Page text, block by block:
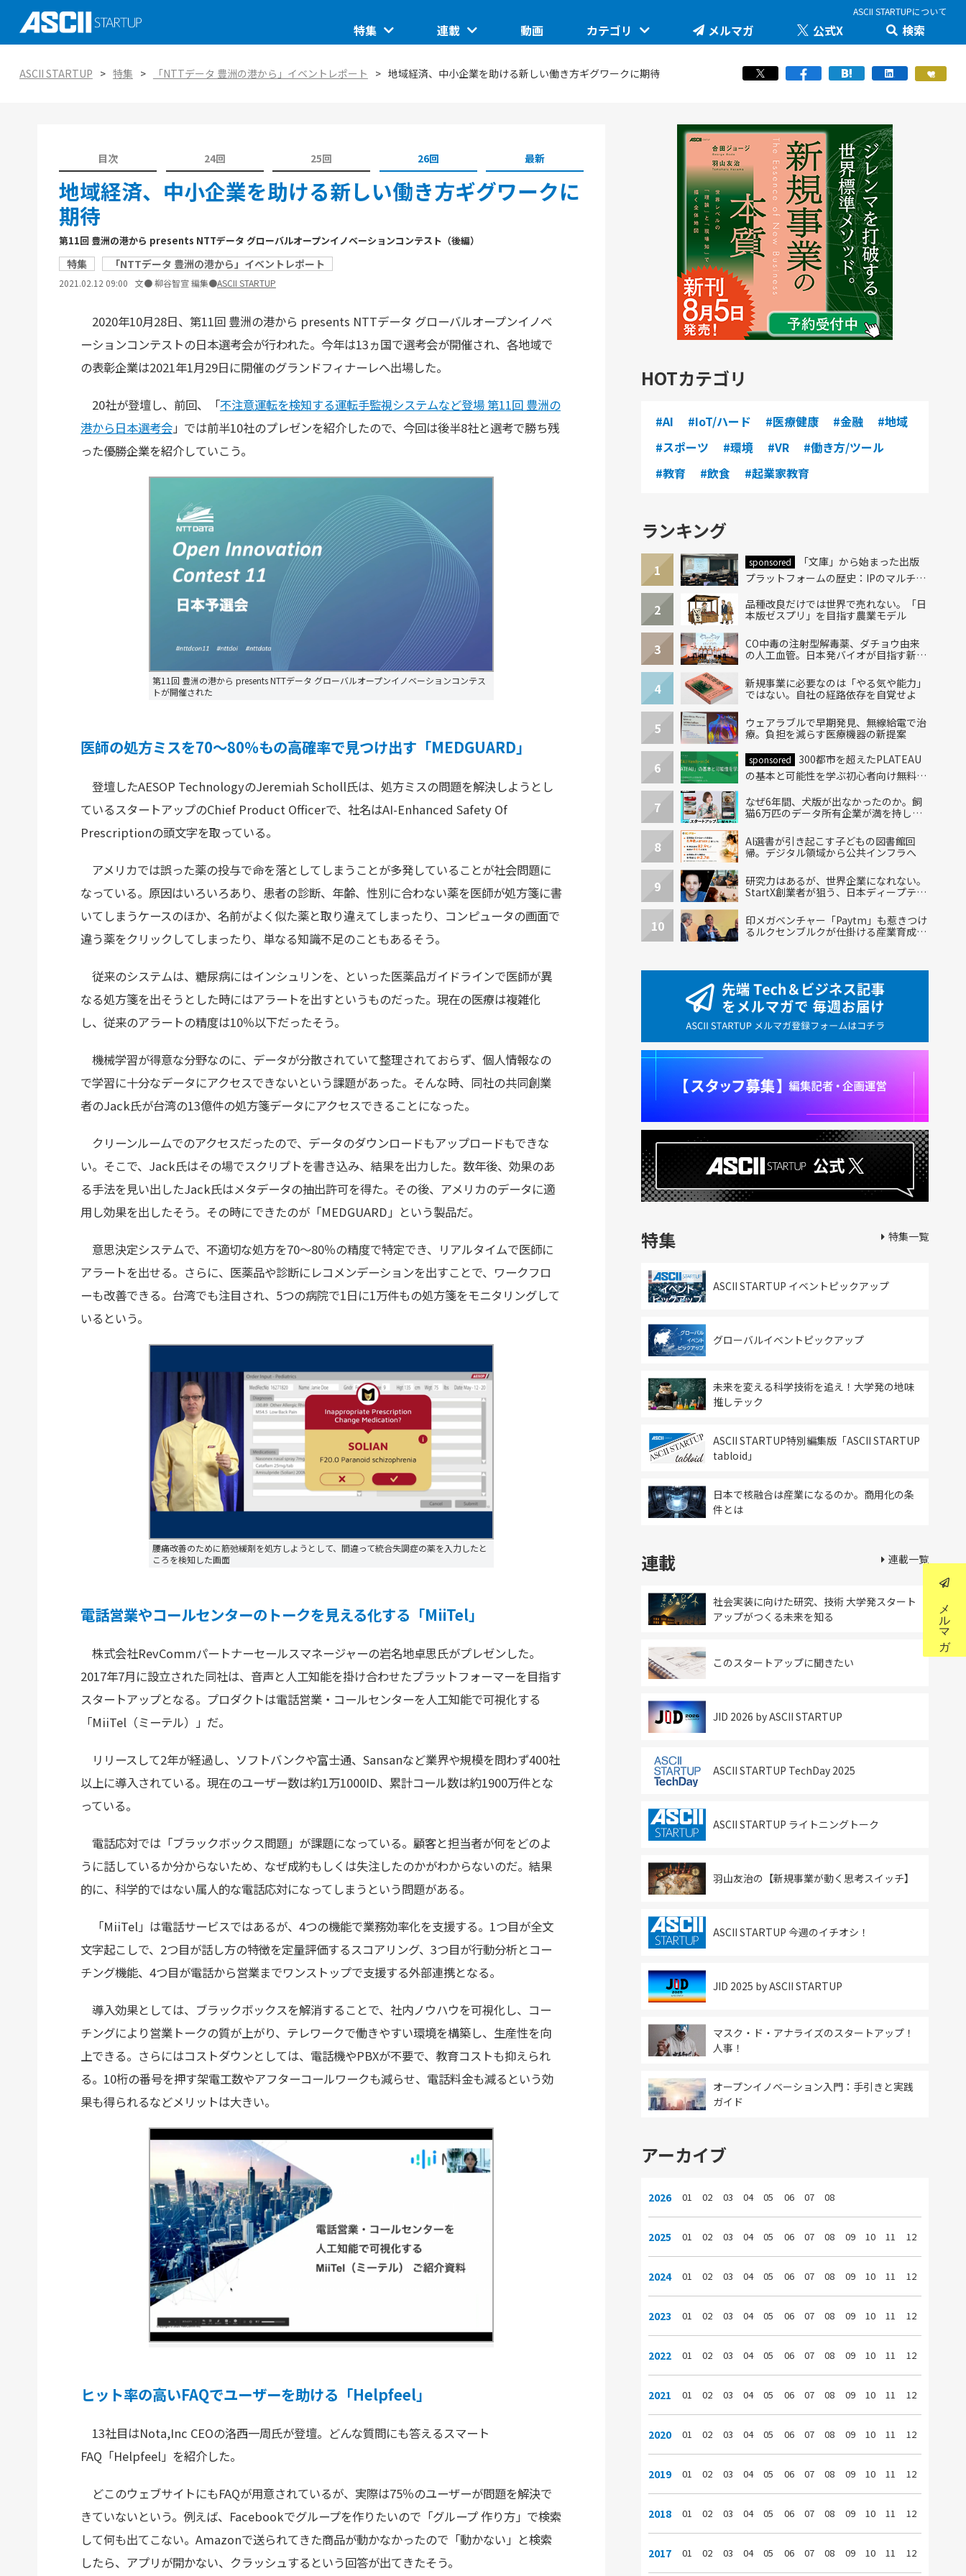
ASCII STARTUPについて
特集
未来を変える科学技術を追え！大学発の地味推しテ
ICTスタートアップリーグ
ViennaUP、オーストリア・ウィーン開催の分散型ス
タートアップフェス
SusHi Tech Tokyo 2026で見えた実装フェーズの技
術 堺市・中百舌鳥の社会課題解決型イノベーション
連載
社会実装に向けた研究、技術 大学発スタートアップ
マスク・ド・アナライズのスタートアップ！人事！
オープンイノベーション入門：手引きと実践ガイド ASCII STARTUP ACADEMY JAPAN INNOVATION DAY 2024
動画 カテゴリ
働き方/ツール
飲食 起業家教育
メルマガ 公式X 検索
ASCII STARTUP 特集 「NTTデータ 豊洲の港から」イベントレポート 地域経済、中小企業を助ける新しい働き方ギグワークに期待
目次 24回 25回 26回 最新
地域経済、中小企業を助ける新しい働き方ギグワークに
期待
第11回 豊洲の港から presents NTTデータ グローバルオープンイノベーションコンテスト（後編）
特集 「NTTデータ 豊洲の港から」イベントレポート
2021.02.12 09:00 文● 柳谷智宣 編集●ASCII STARTUP
2020年10月28日、第11回 豊洲の港から presents NTTデータ グローバルオープンイノベ
ーションコンテストの日本選考会が行われた。今年は13ヵ国で選考会が開催され、各地域で
の表彰企業は2021年1月29日に開催のグランドフィナーレへ出場した。
20社が登壇し、前回、「不注意運転を検知する運転手監視システムなど登場 第11回 豊洲の
港から日本選考会」では前半10社のプレゼンを紹介したので、今回は後半8社と選考で勝ち残
った優勝企業を紹介していこう。
第11回 豊洲の港から presents NTTデータ グローバルオープンイノベーションコンテス
トが開催された
医師の処方ミスを70～80％もの高確率で見つけ出す「MEDGUARD」
登壇したAESOP TechnologyのJeremiah Scholl氏は、処方ミスの問題を解決しようとし
ているスタートアップのChief Product Officerで、社名はAI-Enhanced Safety Of
Prescriptionの頭文字を取っている。
アメリカでは誤った薬の投与で命を落としてしまうことが多発していることが社会問題に
なっている。原因はいろいろあり、患者の診断、年齢、性別に合わない薬を医師が処方箋に書
いてしまうケースのほか、名前がよく似た薬と取り違えてしまったり、コンピュータの画面で
違う薬をクリックしてしまったり、単なる知識不足のこともあるそう。
従来のシステムは、糖尿病にはインシュリンを、といった医薬品ガイドラインで医師が異
なる処方箋を出そうとした時にはアラートを出すというものだった。現在の医療は複雑化
し、従来のアラートの精度は10％以下だったそう。
機械学習が得意な分野なのに、データが分散されていて整理されておらず、個人情報なの
で学習に十分なデータにアクセスできないという課題があった。そんな時、同社の共同創業
者のJack氏が台湾の13億件の処方箋データにアクセスできることになった。
クリーンルームでのアクセスだったので、データのダウンロードもアップロードもできな
い。そこで、Jack氏はその場でスクリプトを書き込み、結果を出力した。数年後、効果のあ
る手法を見い出したJack氏はメタデータの抽出許可を得た。その後、アメリカのデータに適
用し効果を出したそう。その時にできたのが「MEDGUARD」という製品だ。
意思決定システムで、不適切な処方を70～80％の精度で特定でき、リアルタイムで医師に
アラートを出せる。さらに、医薬品や診断にレコメンデーションを出すことで、ワークフロ
ーも改善できる。台湾でも注目され、5つの病院で1日に1万件もの処方箋をモニタリングして
いるという。
腰痛改善のために筋弛緩剤を処方しようとして、間違って統合失調症の薬を入力したと
ころを検知した画面
電話営業やコールセンターのトークを見える化する「MiiTel」
株式会社RevCommパートナーセールスマネージャーの岩名地卓思氏がプレゼンした。
2017年7月に設立された同社は、音声と人工知能を掛け合わせたプラットフォーマーを目指す
スタートアップとなる。プロダクトは電話営業・コールセンターを人工知能で可視化する
「MiiTel（ミーテル）」だ。
リリースして2年が経過し、ソフトバンクや富士通、Sansanなど業界や規模を問わず400社
以上に導入されている。現在のユーザー数は約1万1000ID、累計コール数は約1900万件とな
っている。
電話応対では「ブラックボックス問題」が課題になっている。顧客と担当者が何をどのよ
うに話しているか分からないため、なぜ成約もしくは失注したのかがわからないのだ。結果
的に、科学的ではない属人的な電話応対になってしまうという問題がある。
「MiiTel」は電話サービスではあるが、4つの機能で業務効率化を支援する。1つ目が全文
文字起こしで、2つ目が話し方の特徴を定量評価するスコアリング、3つ目が行動分析とコー
チング機能、4つ目が電話から営業までワンストップで支援する外部連携となる。
導入効果としては、ブラックボックスを解消することで、社内ノウハウを可視化し、コー
チングにより営業トークの質が上がり、テレワークで働きやすい環境を構築し、生産性を向
上できる。さらにはコストダウンとしては、電話機やPBXが不要で、教育コストも抑えられ
る。10桁の番号を押す架電工数やアフターコールワークも減らせ、電話料金も減るという効
果も得られるなどメリットは大きい。
ヒット率の高いFAQでユーザーを助ける「Helpfeel」
13社目はNota,Inc CEOの洛西一周氏が登壇。どんな質問にも答えるスマート
FAQ「Helpfeel」を紹介した。
どこのウェブサイトにもFAQが用意されているが、実際は75％のユーザーが問題を解決で
きていないという。例えば、Facebookでグループを作りたいので「グループ 作り方」で検索
して何も出てこない。Amazonで送られてきた商品が動かなかったので「動かない」と検索
したら、アプリが開かない、クラッシュするという回答が出てきたそう。
HOTカテゴリ
#AI #IoT/ハード #医療健康 #金融
#地域
#スポーツ
#環境 #VR
#働き方/ツール
#教育
#飲食 #起業家教育
ランキング
1 sponsored
「文庫」から始まった出版
プラットフォームの歴史：IPのマルチレ
2
品種改良だけでは世界で売れない。「日
本版ゼスプリ」を目指す農業モデル
3
CO中毒の注射型解毒薬、ダチョウ由来
の人工血管。日本発バイオが目指す新し
4
新規事業に必要なのは「やる気や能力」
ではない。自社の経路依存を自覚せよ
5
ウェアラブルで早期発見、無線給電で治
療。負担を減らす医療機器の新提案
6 sponsored
300都市を超えたPLATEAU
の基本と可能性を学ぶ初心者向け無料ハ
7
なぜ6年間、犬版が出なかったのか。飼
猫6万匹のデータ所有企業が満を持して
8
AI選書が引き起こす子どもの図書館回
帰。デジタル領域から公共インフラへ
9
研究力はあるが、世界企業になれない。
StartX創業者が狙う、日本ディープテッ
10
印メガベンチャー「Paytm」も惹きつけ
るルクセンブルクが仕掛ける産業育成エ
特集
ASCII STARTUP イベントピックアップ
グローバルイベントピックアップ
未来を変える科学技術を追え！大学発の地味
推しテック
ASCII STARTUP特別編集版「ASCII STARTUP
tabloid」
日本で核融合は産業になるのか。商用化の条
件とは
特集一覧
連載
社会実装に向けた研究、技術 大学発スタート
アップがつくる未来を知る
このスタートアップに聞きたい
JID 2026 by ASCII STARTUP
ASCII STARTUP TechDay 2025
ASCII STARTUP ライトニングトーク
羽山友治の【新規事業が動く思考スイッチ】
ASCII STARTUP 今週のイチオシ！
JID 2025 by ASCII STARTUP
マスク・ド・アナライズのスタートアップ！
人事！
オープンイノベーション入門：手引きと実践
ガイド
連載一覧
アーカイブ
2026 01 02 03 04 05 06 07 08
2025 01 02 03 04 05 06 07 08 09 10 11 12
2024 01 02 03 04 05 06 07 08 09 10 11 12
2023 01 02 03 04 05 06 07 08 09 10 11 12
2022 01 02 03 04 05 06 07 08 09 10 11 12
2021 01 02 03 04 05 06 07 08 09 10 11 12
2020 01 02 03 04 05 06 07 08 09 10 11 12
2019 01 02 03 04 05 06 07 08 09 10 11 12
2018 01 02 03 04 05 06 07 08 09 10 11 12
2017 01 02 03 04 05 06 07 08 09 10 11 12